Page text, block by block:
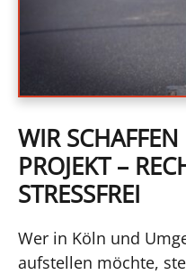
WIR
PROJEKT –
STRESSFREI
Wer in Köln und
aufstellen möchte,